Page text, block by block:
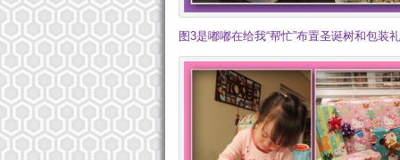
图3是嘟嘟在给我“帮忙”布置圣诞树和包装